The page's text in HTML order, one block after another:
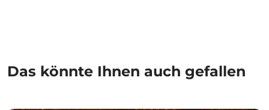
Das könnte Ihnen auch gefallen